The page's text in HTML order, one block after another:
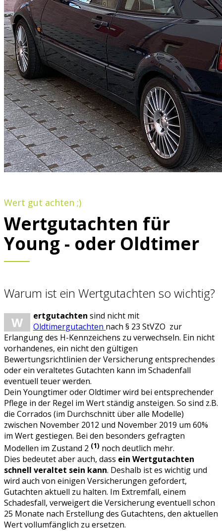
Wert gut achten ;)
Wertgutachten für
Young - oder Oldtimer
Warum ist ein Wertgutachten so wichtig?
W
ertgutachten sind nicht mit
Oldtimergutachten nach § 23 StVZO zur
Erlangung des H-Kennzeichens zu verwechseln. Ein nicht
vorhandenes, ein nicht den gültigen
Bewertungsrichtlinien der Versicherung entsprechendes
oder ein veraltetes Gutachten kann im Schadenfall
eventuell teuer werden.
Dein Youngtimer oder Oldtimer wird bei entsprechender
Pflege in der Regel im Wert ständig ansteigen. So sind z.B.
die Corrados (im Durchschnitt über alle Modelle)
zwischen November 2012 und November 2019 um 60%
im Wert gestiegen. Bei den besonders gefragten
Modellen im Zustand 2 (1) noch deutlich mehr.
Dies bedeutet aber auch, dass ein Wertgutachten
schnell veraltet sein kann. Deshalb ist es wichtig und
wird auch von einigen Versicherungen gefordert,
Gutachten aktuell zu halten. Im Extremfall, einem
Schadesfall, verweigert die Versicherung eventuell schon
25 Monate nach Erstellung des Gutachtens, den aktuellen
Wert vollumfänglich zu ersetzen.